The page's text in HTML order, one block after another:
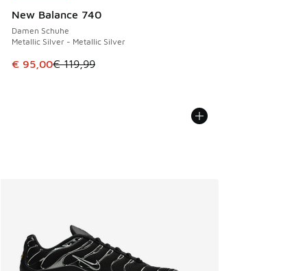
New Balance 740
Damen Schuhe
Metallic Silver - Metallic Silver
Dieser Artikel ist im Sale. Der Preis ist von € 119,99 auf €
€ 95,00€ 119,99